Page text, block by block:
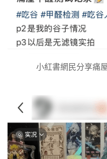
小紅書網民分享痛